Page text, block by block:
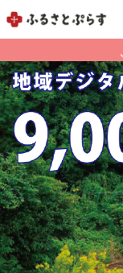
マイページ
お気に入り
メニュー
お礼の品から探す
お礼の品をカテゴ
自治体から探す